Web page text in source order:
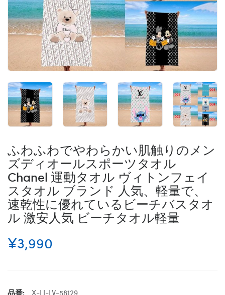
ふわふわでやわらかい肌触りのメン
ズディオールスポーツタオル
Chanel 運動タオル ヴィトンフェイ
スタオル ブランド 人気、軽量で、
速乾性に優れているビーチバスタオ
ル 激安人気 ビーチタオル軽量
¥3,990
品番:
X-LI-LV-58129